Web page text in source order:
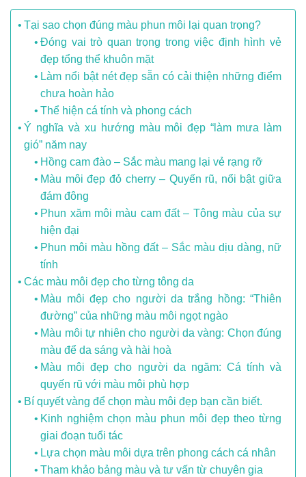
Tại sao chọn đúng màu phun môi lại quan trọng?
Đóng vai trò quan trọng trong việc định hình vẻ
đẹp tổng thể khuôn mặt
Làm nổi bật nét đẹp sẵn có cải thiện những điểm
chưa hoàn hảo
Thể hiện cá tính và phong cách
Ý nghĩa và xu hướng màu môi đẹp “làm mưa làm
gió” năm nay
Hồng cam đào – Sắc màu mang lại vẻ rạng rỡ
Màu môi đẹp đỏ cherry – Quyến rũ, nổi bật giữa
đám đông
Phun xăm môi màu cam đất – Tông màu của sự
hiện đại
Phun môi màu hồng đất – Sắc màu dịu dàng, nữ
tính
Các màu môi đẹp cho từng tông da
Màu môi đẹp cho người da trắng hồng: “Thiên
đường” của những màu môi ngọt ngào
Màu môi tự nhiên cho người da vàng: Chọn đúng
màu để da sáng và hài hoà
Màu môi đẹp cho người da ngăm: Cá tính và
quyến rũ với màu môi phù hợp
Bí quyết vàng để chọn màu môi đẹp bạn cần biết.
Kinh nghiệm chọn màu phun môi đẹp theo từng
giai đoạn tuổi tác
Lựa chọn màu môi dựa trên phong cách cá nhân
Tham khảo bảng màu và tư vấn từ chuyên gia